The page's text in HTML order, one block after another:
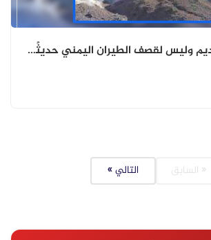
فيديو مضلل وقديم وليس لقصف الطيران اليمني حديثًا لمواقع الحوثيين في مأرب والجوف
« السابق التالي »